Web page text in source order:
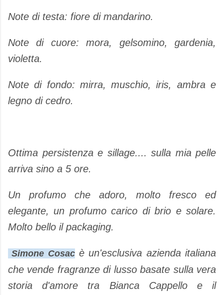
Note di testa: fiore di mandarino.
Note di cuore: mora, gelsomino, gardenia,
violetta.
Note di fondo: mirra, muschio, iris, ambra e
legno di cedro.
Ottima persistenza e sillage.... sulla mia pelle
arriva sino a 5 ore.
Un profumo che adoro, molto fresco ed
elegante, un profumo carico di brio e solare.
Molto bello il packaging.
Simone Cosacè un'esclusiva azienda italiana
che vende fragranze di lusso basate sulla vera
storia d'amore tra Bianca Cappello e il